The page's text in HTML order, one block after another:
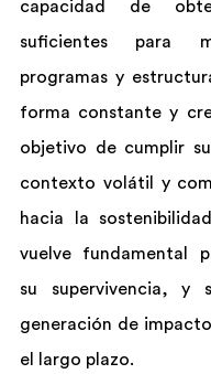
capacidad de
suficientes para
programas y
forma constante y
objetivo de cumplir
contexto volátil y
hacia la
vuelve fundamental
su supervivencia, y
generación de
el largo plazo.